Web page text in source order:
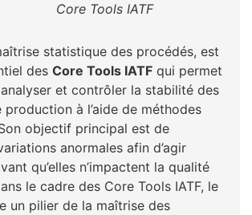
Core Tools IATF
statistique des procédés, est
des Core Tools IATF qui permet
et contrôler la stabilité des
production à l’aide de méthodes
objectif principal est de
anormales afin d’agir
qu’elles n’impactent la qualité
le cadre des Core Tools IATF, le
un pilier de la maîtrise des